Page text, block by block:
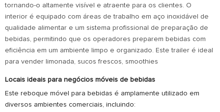
tornando-o altamente visível e atraente para os clientes. O
interior é equipado com áreas de trabalho em aço inoxidável de
qualidade alimentar e um sistema profissional de preparação de
bebidas, permitindo que os operadores preparem bebidas com
eficiência em um ambiente limpo e organizado. Este trailer é ideal
para vender limonada, sucos frescos, smoothies
Locais ideais para negócios móveis de bebidas
Este reboque móvel para bebidas é amplamente utilizado em
diversos ambientes comerciais, incluindo: